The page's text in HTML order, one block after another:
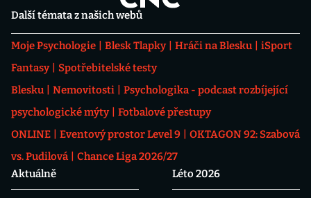
Další témata z našich webů
Moje Psychologie Blesk Tlapky Hráči na Blesku
iSport
Fantasy
Spotřebitelské testy
Blesku
Nemovitosti
Psychologika - podcast rozbíjející
psychologické mýty
Fotbalové přestupy
ONLINE
Eventový prostor Level 9
OKTAGON 92: Szabová
vs. Pudilová
Chance Liga 2026/27
Aktuálně
Léto 2026